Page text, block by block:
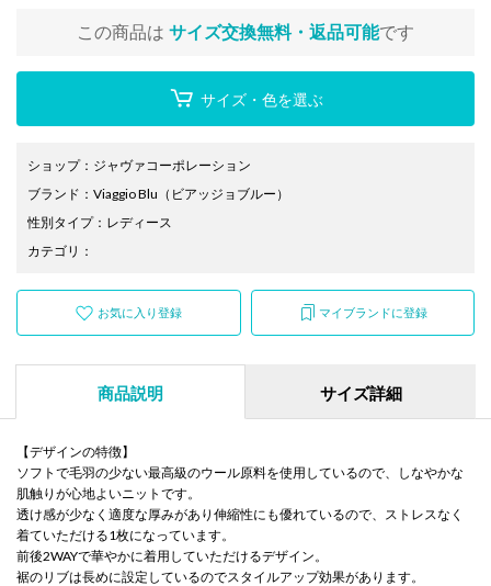
この商品は サイズ交換無料・返品可能です
サイズ・色を選ぶ
ショップ： ジャヴァコーポレーション
ブランド ： Viaggio Blu （ビアッジョブルー）
性別タイプ： レディース
カテゴリ ：
お気に入り登録 マイブランドに登録
商品説明 サイズ詳細
【デザインの特徴】
ソフトで毛羽の少ない最高級のウール原料を使用しているので、しなやかな
肌触りが心地よいニットです。
透け感が少なく適度な厚みがあり伸縮性にも優れているので、ストレスなく
着ていただける1枚になっています。
前後2WAYで華やかに着用していただけるデザイン。
裾のリブは長めに設定しているのでスタイルアップ効果があります。